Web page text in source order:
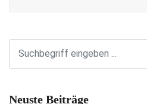
Neuste Beiträge